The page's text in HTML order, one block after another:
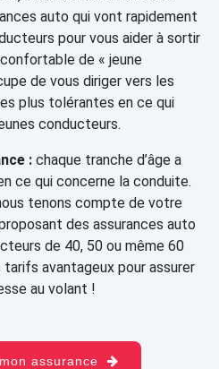
auto qui vont rapidement
pour vous aider à sortir
de « jeune
de vous diriger vers les
plus tolérantes en ce qui
conducteurs.
: chaque tranche d’âge a
ce qui concerne la conduite.
tenons compte de votre
des assurances auto
de 40, 50 ou même 60
avantageux pour assurer
au volant !
assurance